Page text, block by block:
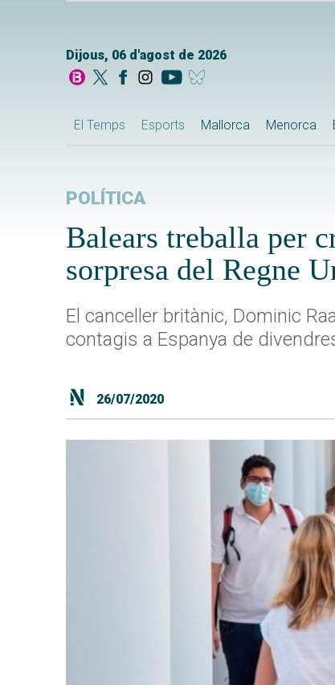
Dijous, 06 d'agost de 2026
El Temps Esports Mallorca Menorca
POLÍTICA
Balears treballa per
sorpresa del Regne
El canceller britànic, Dominic
contagis a Espanya de
26/07/2020